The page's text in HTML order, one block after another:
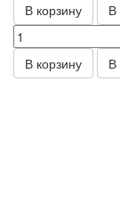
В корзину В
В корзину В